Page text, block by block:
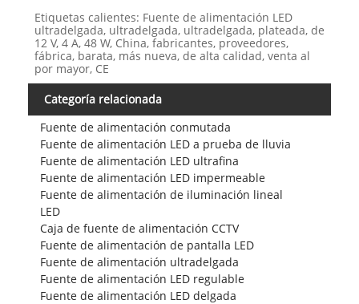
Etiquetas calientes: Fuente de alimentación LED
ultradelgada, ultradelgada, ultradelgada, plateada, de
12 V, 4 A, 48 W, China, fabricantes, proveedores,
fábrica, barata, más nueva, de alta calidad, venta al
por mayor, CE
Categoría relacionada
Fuente de alimentación conmutada
Fuente de alimentación LED a prueba de lluvia
Fuente de alimentación LED ultrafina
Fuente de alimentación LED impermeable
Fuente de alimentación de iluminación lineal
LED
Caja de fuente de alimentación CCTV
Fuente de alimentación de pantalla LED
Fuente de alimentación ultradelgada
Fuente de alimentación LED regulable
Fuente de alimentación LED delgada